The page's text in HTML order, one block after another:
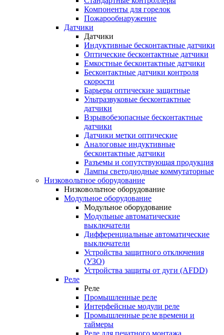
Компоненты для горелок
Пожарообнаружение
Датчики
Датчики
Индуктивные бесконтактные датчики
Оптические бесконтактные датчики
Емкостные бесконтактные датчики
Бесконтактные датчики контроля
скорости
Барьеры оптические защитные
Ультразвуковые бесконтактные
датчики
Взрывобезопасные бесконтактные
датчики
Датчики метки оптические
Аналоговые индуктивные
бесконтактные датчики
Разъемы и сопутствующая продукция
Лампы светодиодные коммутаторные
Низковольтное оборудование
Низковольтное оборудование
Модульное оборудование
Модульное оборудование
Модульные автоматические
выключатели
Дифференциальные автоматические
выключатели
Устройства защитного отключения
(УЗО)
Устройства защиты от дуги (AFDD)
Реле
Реле
Промышленные реле
Интерфейсные модули реле
Промышленные реле времени и
таймеры
Реле для печатного монтажа